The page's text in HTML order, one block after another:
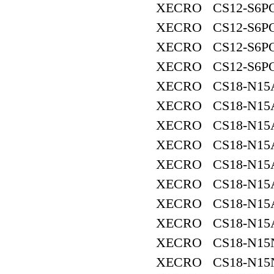
XECRO CS12-
XECRO CS12-
XECRO CS12-
XECRO CS12-
XECRO CS18-
XECRO CS18-
XECRO CS18-
XECRO CS18-
XECRO CS18-
XECRO CS18-
XECRO CS18-
XECRO CS18-
XECRO CS18-
XECRO CS18-